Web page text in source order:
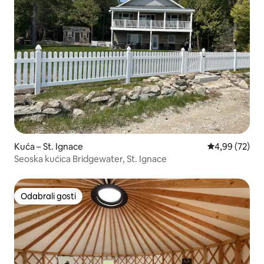
Kuća – St. Ignace Prosječna
4,99 (72)
Seoska kućica Bridgewater, St. Ignace
Odabrali gosti
Odabrali gosti